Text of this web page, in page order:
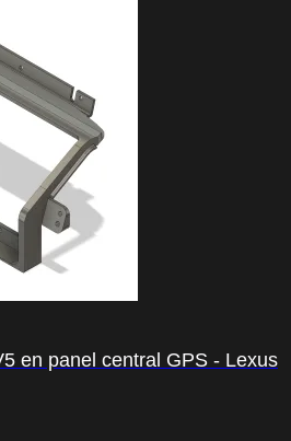
en panel central GPS - Lexus